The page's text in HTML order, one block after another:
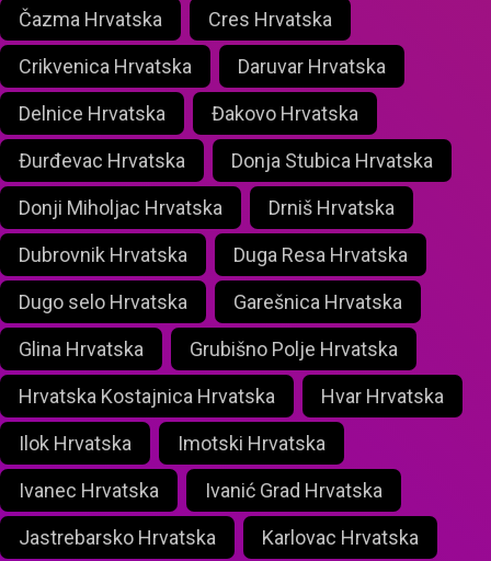
Čazma Hrvatska Cres Hrvatska
Crikvenica Hrvatska Daruvar Hrvatska
Delnice Hrvatska Đakovo Hrvatska
Đurđevac Hrvatska Donja Stubica Hrvatska
Donji Miholjac Hrvatska Drniš Hrvatska
Dubrovnik Hrvatska Duga Resa Hrvatska
Dugo selo Hrvatska Garešnica Hrvatska
Glina Hrvatska Grubišno Polje Hrvatska
Hrvatska Kostajnica Hrvatska Hvar Hrvatska
Ilok Hrvatska Imotski Hrvatska
Ivanec Hrvatska Ivanić Grad Hrvatska
Jastrebarsko Hrvatska Karlovac Hrvatska